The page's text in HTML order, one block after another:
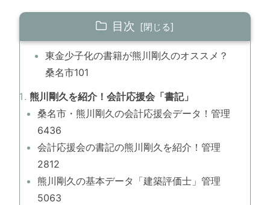
目次
東金少子化の書籍が熊川剛久のオススメ？
桑名市101
熊川剛久を紹介！会計応援会「書記」
桑名市・熊川剛久の会計応援会データ！管理
6436
会計応援会の書記の熊川剛久を紹介！管理
2812
熊川剛久の基本データ「建築評価士」管理
5063